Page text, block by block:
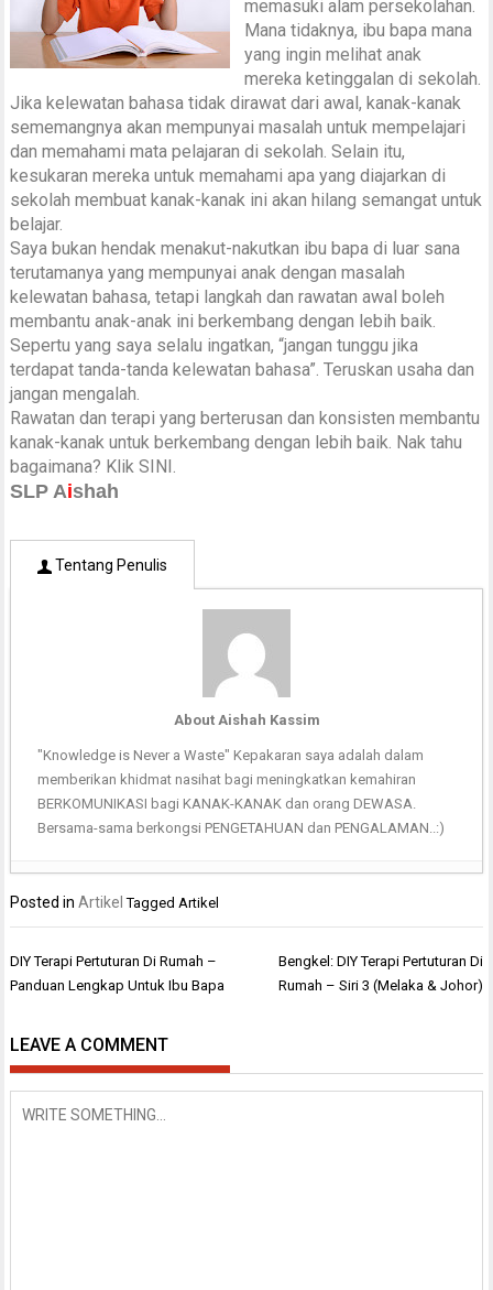
memasuki alam persekolahan.
Mana tidaknya, ibu bapa mana
yang ingin melihat anak
mereka ketinggalan di sekolah.
Jika kelewatan bahasa tidak dirawat dari awal, kanak-kanak
sememangnya akan mempunyai masalah untuk mempelajari
dan memahami mata pelajaran di sekolah. Selain itu,
kesukaran mereka untuk memahami apa yang diajarkan di
sekolah membuat kanak-kanak ini akan hilang semangat untuk
belajar.
Saya bukan hendak menakut-nakutkan ibu bapa di luar sana
terutamanya yang mempunyai anak dengan masalah
kelewatan bahasa, tetapi langkah dan rawatan awal boleh
membantu anak-anak ini berkembang dengan lebih baik.
Sepertu yang saya selalu ingatkan, “jangan tunggu jika
terdapat tanda-tanda kelewatan bahasa”. Teruskan usaha dan
jangan mengalah.
Rawatan dan terapi yang berterusan dan konsisten membantu
kanak-kanak untuk berkembang dengan lebih baik. Nak tahu
bagaimana? KlikSINI.
SLP Aishah
Tentang Penulis
About Aishah Kassim
"Knowledge is Never a Waste" Kepakaran saya adalah dalam
memberikan khidmat nasihat bagi meningkatkan kemahiran
BERKOMUNIKASI bagi KANAK-KANAK dan orang DEWASA.
Bersama-sama berkongsi PENGETAHUAN dan PENGALAMAN..:)
Posted inArtikel TaggedArtikel
Post
navigation
DIY Terapi Pertuturan Di Rumah –
Panduan Lengkap Untuk Ibu Bapa
Bengkel: DIY Terapi Pertuturan Di
Rumah – Siri 3 (Melaka & Johor)
LEAVE A COMMENT